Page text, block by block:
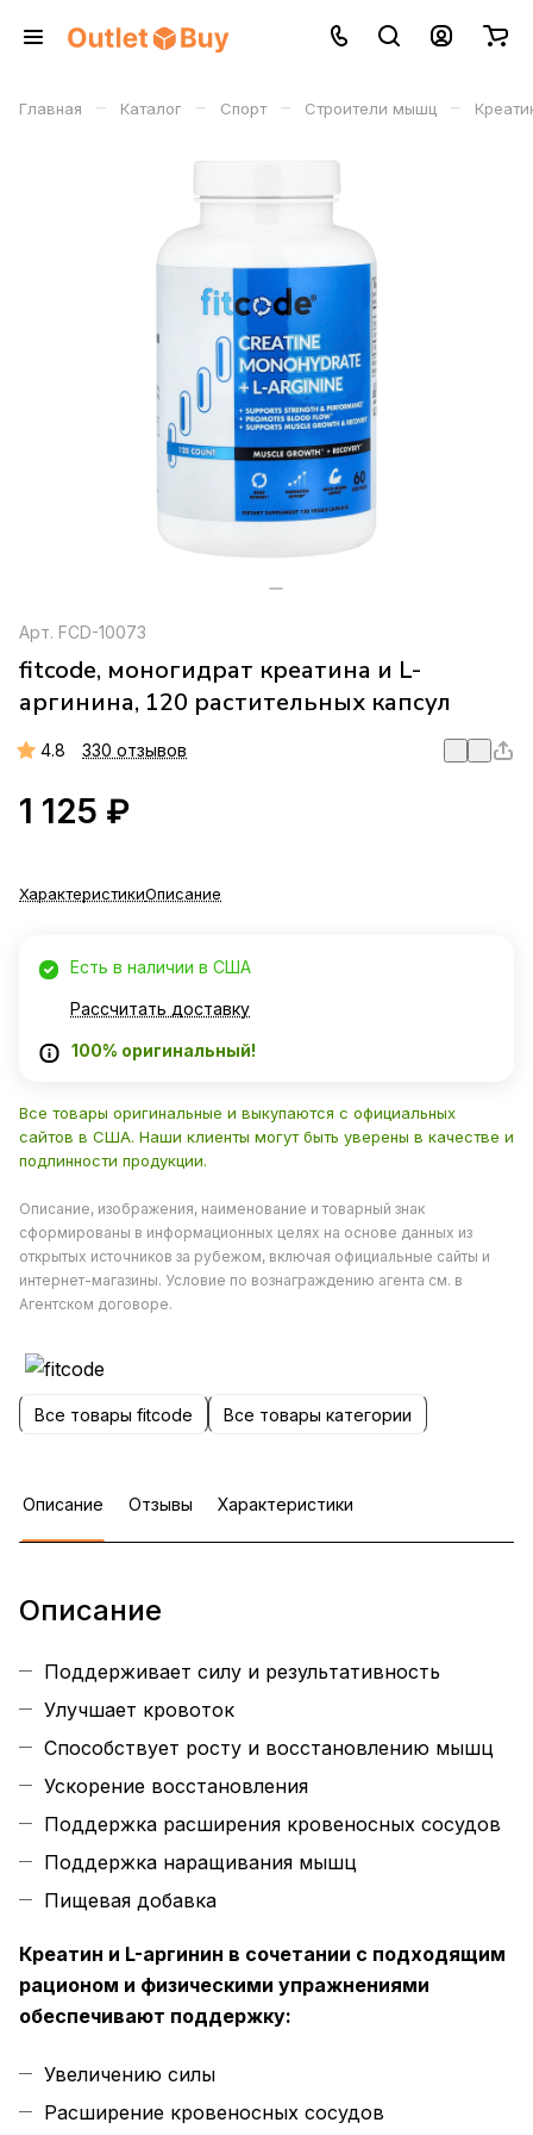
Главная – Каталог – Спорт – Строители мышц –
Арт. FCD-10073
fitcode, моногидрат креатина и L-
аргинина, 120 растительных капсул
4.8 330 отзывов
1 125 ₽
ХарактеристикиОписание
Есть в наличии в США
Рассчитать доставку
100% оригинальный!
Все товары оригинальные и выкупаются с официальных
сайтов в США. Наши клиенты могут быть уверены в качестве и
подлинности продукции.
Описание, изображения, наименование и товарный знак
сформированы в информационных целях на основе данных из
открытых источников за рубежом, включая официальные сайты и
интернет-магазины. Условие по вознаграждению агента см. в
Агентском договоре.
Все товары fitcode Все товары категории
Описание Отзывы Характеристики
Описание
Поддерживает силу и результативность
Улучшает кровоток
Способствует росту и восстановлению мышц
Ускорение восстановления
Поддержка расширения кровеносных сосудов
Поддержка наращивания мышц
Пищевая добавка
Креатин и L-аргинин в сочетании с подходящим
рационом и физическими упражнениями
обеспечивают поддержку:
Увеличению силы
Расширение кровеносных сосудов